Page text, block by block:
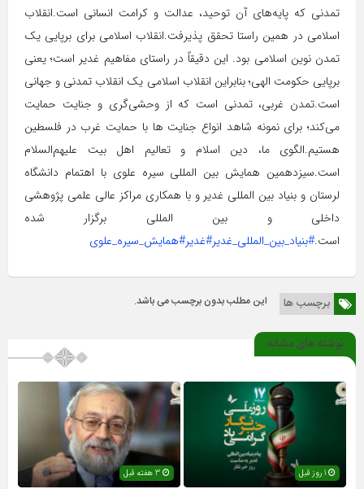
تمدنی که پایه‌های آن توحید، عدالت و کرامت انسانی است.انقلاب
اسلامی در همین راستا تحقق پذیرفت.انقلاب اسلامی برای برپایی یک
تمدن نوین اسلامی بود. این دقیقاً در راستای مفاهیم غدیر است؛ یعنی
برپایی حکومت الهی؛ بنابراین انقلاب اسلامی یک انقلاب تمدنی و جهانی
است.تمدن غربی، تمدنی است که از وحشی‌گری و جنایت حمایت
می‌کند؛ برای نمونه شاهد انواع جنایت ها با حمایت غرب در فلسطین
هستیم.الگوی ما، دین اسلام و تعالیم اهل بیت علیهم‌السلام
است.سیزدهمین همایش بین المللی سیره علوی با اهتمام دانشگاه
لرستان و بنیاد بین المللی غدیر و با همکاری مراکز عالی علمی پژوهشی
داخلی و بین المللی برگزار شده
است.#بنیاد_بین_المللی_غدیر#غدیر#همایش_سیره_علوی
برچسب ها این مطلب بدون برچسب می باشد.
نوشته های مشابه
1 روز قبل